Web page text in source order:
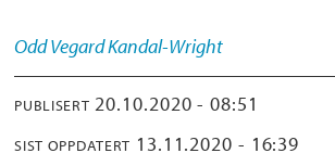
Odd VegardKandal-Wright
PUBLISERT 20.10.2020 - 08:51
SIST OPPDATERT 13.11.2020 - 16:39